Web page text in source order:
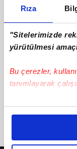
Rıza
"Sitelerimizde
yürütülmesi
Bu çerezler,
tanımlayarak
Bu çerezlere izin
daha iyi reklam
amacımızın size
텔레@STA79M☞☏
bulunamamıştır.
listelemek için